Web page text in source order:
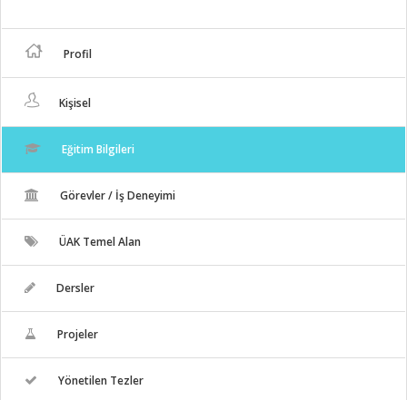
Profil
Kişisel
Eğitim Bilgileri
Görevler / İş Deneyimi
ÜAK Temel Alan
Dersler
Projeler
Yönetilen Tezler